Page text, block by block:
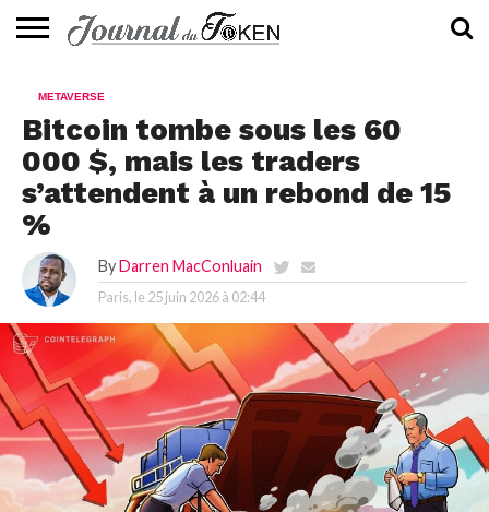
📰
EVALUATION
GUIDE
TENDANCES
À
CONTACTEZ-
METAVERSE
Bitcoin tombe sous les 60
000 $, mais les traders
s’attendent à un rebond de 15
%
By Darren MacConluain
Paris, le 25 juin 2026 à 02:44